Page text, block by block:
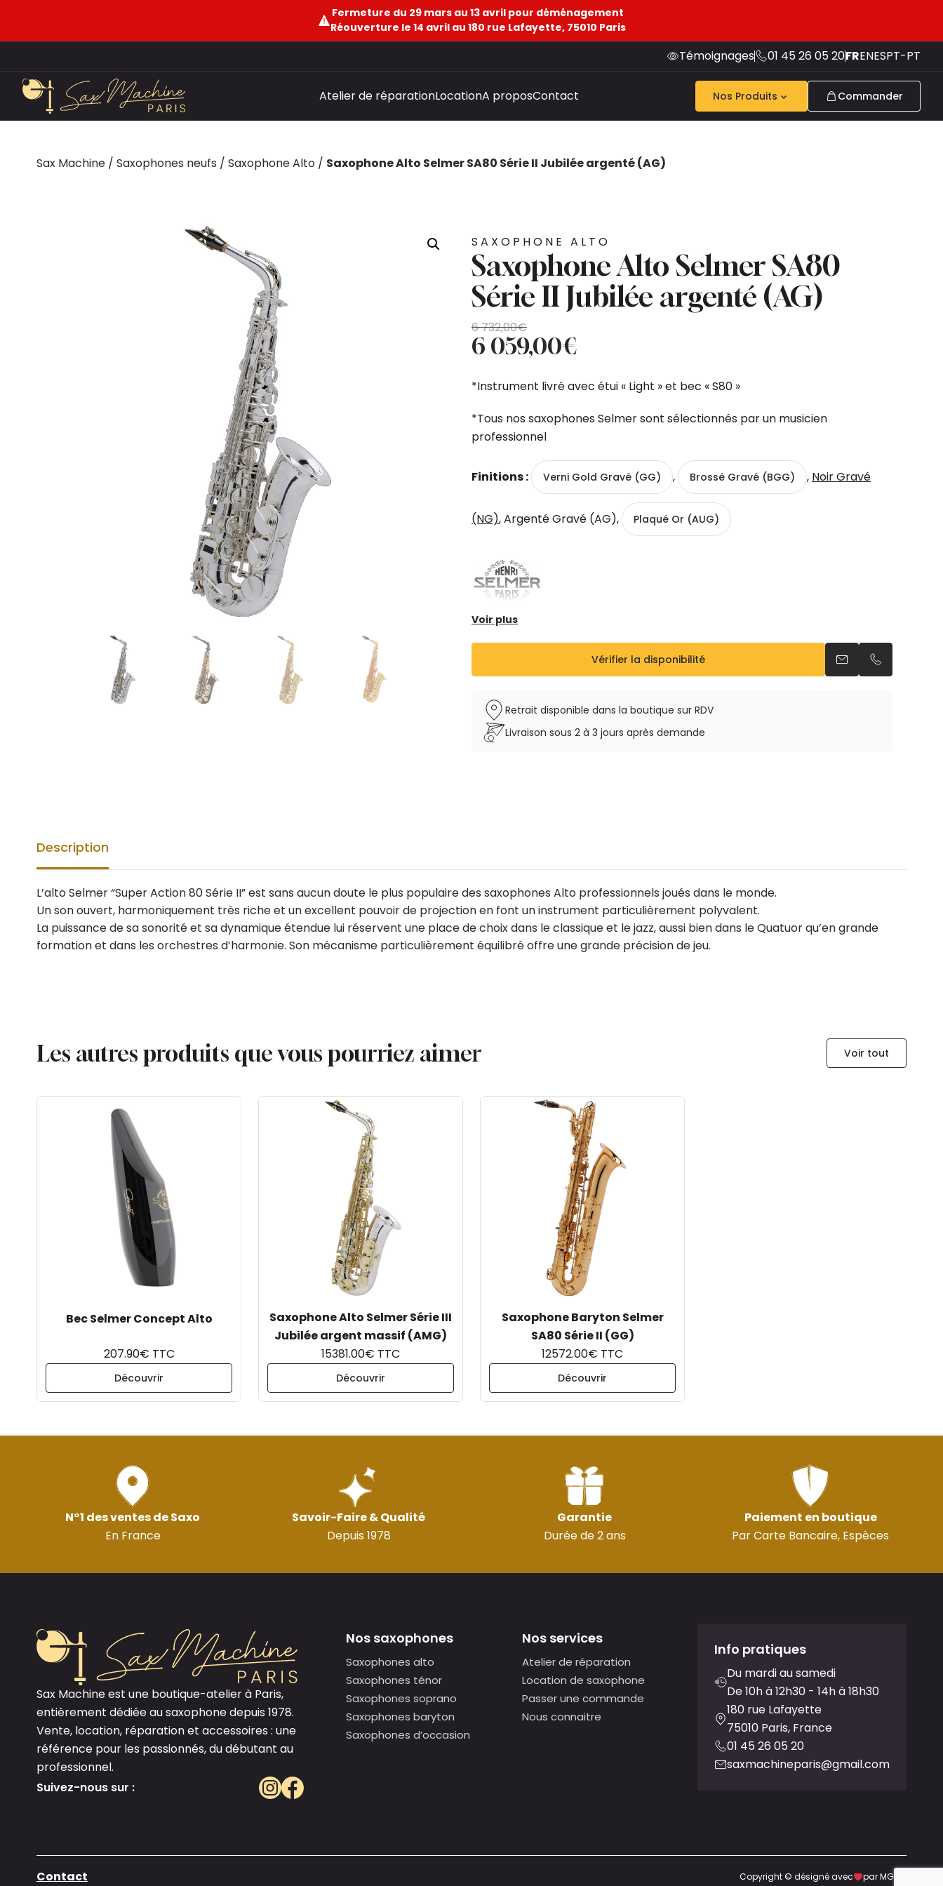
Fermeture du 29 mars au 13 avril pour déménagement
Réouverture le 14 avril au 180 rue Lafayette, 75010 Paris
Témoignages 01 45 26 05 20FRENESPT-PT
Atelier de réparationLocationA proposContact Nos Produits Commander
Sax Machine / Saxophones neufs / Saxophone Alto / Saxophone Alto Selmer SA80 Série II Jubilée argenté (AG)
SAXOPHONE ALTO
Saxophone Alto Selmer SA80
Série II Jubilée argenté (AG)
6 732,00€
Le
prix
était :
732,00€.
6 059,00€
Le
prix
est :
059,00€.
*Instrument livré avec étui « Light » et bec « S80 »
*Tous nos saxophones Selmer sont sélectionnés par un musicien
professionnel
Finitions : Verni Gold Gravé (GG) , Brossé Gravé (BGG) , Noir Gravé
(NG), Argenté Gravé (AG), Plaqué Or (AUG)
Support pouce main droite réglable en résine
Clé de Fa# aigu
Ressorts aiguille en acier inox
Voir plus
Vérifier la disponibilité Envoyer un email
Appeler par
Retrait disponible dans la boutique sur RDV
Livraison sous 2 à 3 jours après demande
Description
L’alto Selmer “Super Action 80 Série II” est sans aucun doute le plus populaire des saxophones Alto professionnels joués dans le monde.
Un son ouvert, harmoniquement très riche et un excellent pouvoir de projection en font un instrument particulièrement polyvalent.
La puissance de sa sonorité et sa dynamique étendue lui réservent une place de choix dans le classique et le jazz, aussi bien dans le Quatuor qu’en grande
formation et dans les orchestres d’harmonie. Son mécanisme particulièrement équilibré offre une grande précision de jeu.
Les autres produits que vous pourriez aimer Voir tout
Bec Selmer Concept Alto
207.90€ TTC
Découvrir
Saxophone Alto Selmer Série III
Jubilée argent massif (AMG)
15381.00€ TTC
Découvrir
Saxophone Baryton Selmer
SA80 Série II (GG)
12572.00€ TTC
Découvrir
N°1 des ventes de Saxo
En France
Savoir-Faire & Qualité
Depuis 1978
Garantie
Durée de 2 ans
Paiement en boutique
Par Carte Bancaire, Espèces
Sax Machine est une boutique-atelier à Paris,
entièrement dédiée au saxophone depuis 1978.
Vente, location, réparation et accessoires : une
référence pour les passionnés, du débutant au
professionnel.
Suivez-nous sur :
Nos saxophones
Saxophones alto
Saxophones ténor
Saxophones soprano
Saxophones baryton
Saxophones d’occasion
Nos services
Atelier de réparation
Location de saxophone
Passer une commande
Nous connaitre
Info pratiques
Du mardi au samedi
De 10h à 12h30 - 14h à 18h30
180 rue Lafayette
75010 Paris, France
01 45 26 05 20
saxmachineparis@gmail.com
Contact Copyright © désigné avec par MGDG